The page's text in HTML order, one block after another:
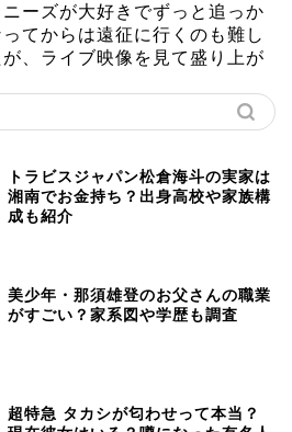
ーズが大好きでずっと追っか
てからは遠征に行くのも難し
、ライブ映像を見て盛り上が
トラビスジャパン松倉海斗の実家は
湘南でお金持ち？出身高校や家族構
成も紹介
美少年・那須雄登のお父さんの職業
がすごい？家系図や学歴も調査
超特急 タカシが匂わせって本当？